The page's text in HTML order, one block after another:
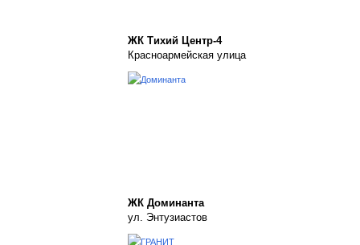
ЖК Тихий Центр-4
Красноармейская улица
ЖК Доминанта
ул. Энтузиастов